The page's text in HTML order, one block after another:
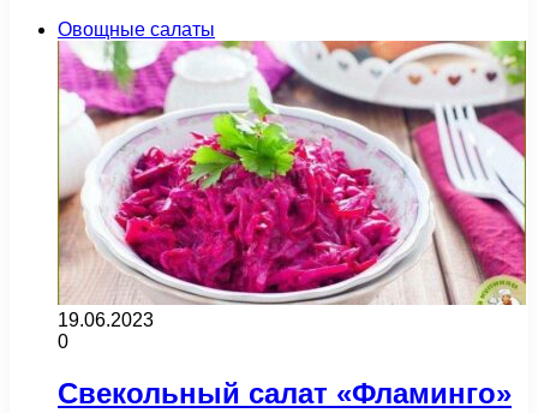
Овощные салаты
19.06.2023
0
Свекольный салат «Фламинго»